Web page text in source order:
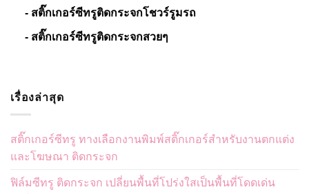
- สติ๊กเกอร์ซีทรูติดกระจกโชวร์รูมรถ
- สติ๊กเกอร์ซีทรูติดกระจกสวยๆ
เรื่องล่าสุด
สติ๊กเกอร์ซีทรู ทางเลือกงานพิมพ์สติ๊กเกอร์สำหรับงานตกแต่ง
และโฆษณา ติดกระจก
ฟิล์มซีทรู ติดกระจก เปลี่ยนพื้นที่โปร่งใสเป็นพื้นที่โดดเด่น